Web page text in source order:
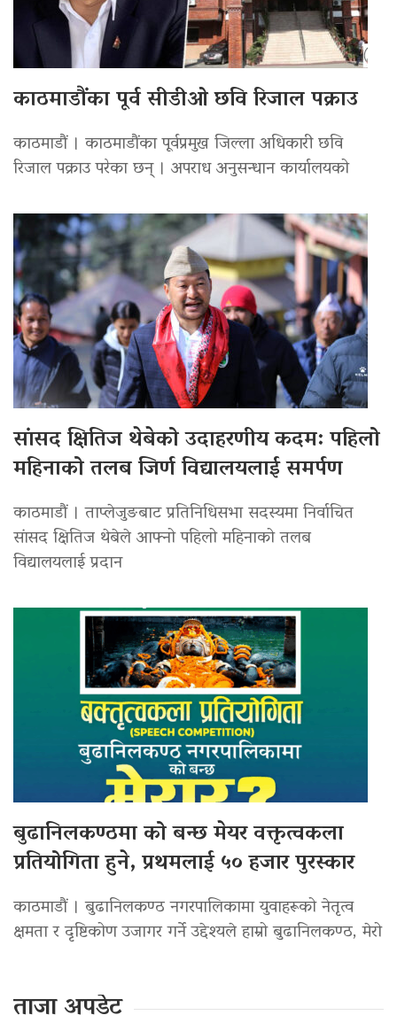
काठमाडौंका पूर्व सीडीओ छवि रिजाल पक्राउ
काठमाडौं । काठमाडौंका पूर्वप्रमुख जिल्ला अधिकारी छवि
रिजाल पक्राउ परेका छन् । अपराध अनुसन्धान कार्यालयको
सांसद क्षितिज थेबेको उदाहरणीय कदम: पहिलो
महिनाको तलब जिर्ण विद्यालयलाई समर्पण
काठमाडौं । ताप्लेजुङबाट प्रतिनिधिसभा सदस्यमा निर्वाचित
सांसद क्षितिज थेबेले आफ्नो पहिलो महिनाको तलब
विद्यालयलाई प्रदान
बुढानिलकण्ठमा को बन्छ मेयर वक्तृत्वकला
प्रतियोगिता हुने, प्रथमलाई ५० हजार पुरस्कार
काठमाडौं । बुढानिलकण्ठ नगरपालिकामा युवाहरूको नेतृत्व
क्षमता र दृष्टिकोण उजागर गर्ने उद्देश्यले हाम्रो बुढानिलकण्ठ, मेरो
ताजा अपडेट